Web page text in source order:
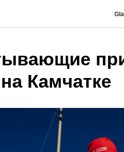
Камчатке